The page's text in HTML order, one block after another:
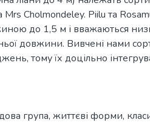
Cholmondeley. Piilu та
до 1,5 м і вважаються
довжини. Вивчені нами
тому їх доцільно
група, життєві форми,